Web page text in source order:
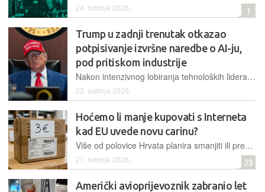
24. svibnja 2026. 1
Trump u zadnji trenutak otkazao
potpisivanje izvršne naredbe o AI-ju,
pod pritiskom industrije
Nakon intenzivnog lobiranja tehnoloških lidera, Bijela kuća je otkazala potpisivanje dokumenta koji je trebao uvesti vladinu provjeru naprednih modela umjetne inteligencije prije plasiranja na tržište
22. svibnja 2026.
Hoćemo li manje kupovati s Interneta
kad EU uvede novu carinu?
Više od polovice Hrvata planira smanjiti ili prestati s kupnjom na platformama poput Temua i Sheina od srpnja, kad bude uvedena paušalna pristojba od 3 eura po kategoriji proizvoda u paketu
21. svibnja 2026. 29
Američki avioprijevoznik zabranio let